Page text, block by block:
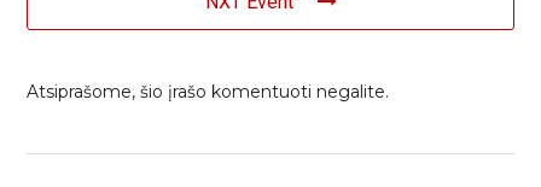
Atsiprašome, šio įrašo komentuoti negalite.